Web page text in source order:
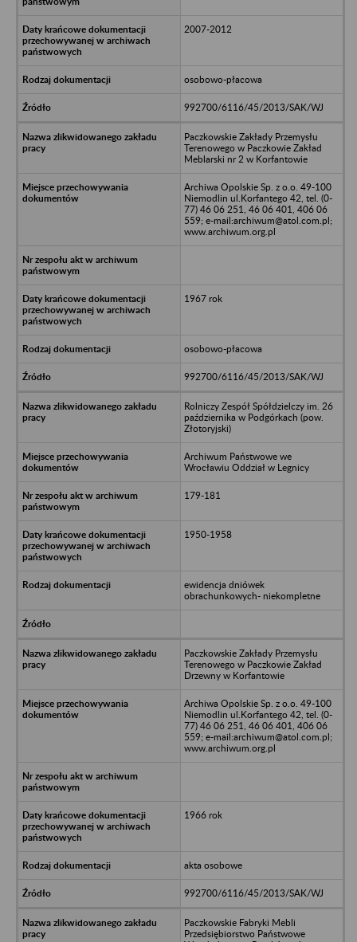
2007-2012
osobowo-płacowa
992700/6116/45/2013/SAK/WJ
Paczkowskie Zakłady Przemysłu
Terenowego w Paczkowie Zakład
Meblarski nr 2 w Korfantowie
Archiwa Opolskie Sp. z o.o. 49-100
Niemodlin ul.Korfantego 42, tel. (0-
77) 46 06 251, 46 06 401, 406 06
559; e-mail:archiwum@atol.com.pl;
www.archiwum.org.pl
1967 rok
osobowo-płacowa
992700/6116/45/2013/SAK/WJ
Rolniczy Zespół Spółdzielczy im. 26
października w Podgórkach (pow.
Złotoryjski)
Archiwum Państwowe we
Wrocławiu Oddział w Legnicy
179-181
1950-1958
ewidencja dniówek
obrachunkowych- niekompletne
Paczkowskie Zakłady Przemysłu
Terenowego w Paczkowie Zakład
Drzewny w Korfantowie
Archiwa Opolskie Sp. z o.o. 49-100
Niemodlin ul.Korfantego 42, tel. (0-
77) 46 06 251, 46 06 401, 406 06
559; e-mail:archiwum@atol.com.pl;
www.archiwum.org.pl
1966 rok
akta osobowe
992700/6116/45/2013/SAK/WJ
Paczkowskie Fabryki Mebli
Przedsiębiorstwo Państwowe